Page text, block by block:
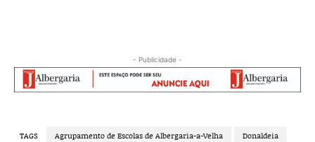
- Publicidade -
TAGS Agrupamento de Escolas de Albergaria-a-Velha
Donaldeia